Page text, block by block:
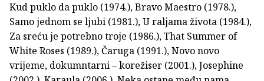
Kud puklo da puklo (1974.), Bravo Maestro (1978.),
Samo jednom se ljubi (1981.), U raljama života (1984.),
Za sreću je potrebno troje (1986.), That Summer of
White Roses (1989.), Čaruga (1991.), Novo novo
vrijeme, dokumntarni – korežiser (2001.), Josephine